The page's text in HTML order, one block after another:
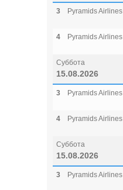
3 Pyramids Airlines
4 Pyramids Airlines
Суббота
15.08.2026
3 Pyramids Airlines
4 Pyramids Airlines
Суббота
15.08.2026
3 Pyramids Airlines